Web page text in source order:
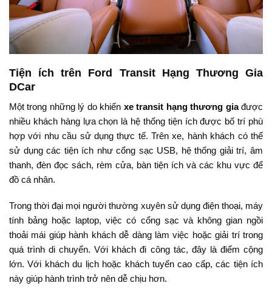
Tiện ích trên Ford Transit Hạng Thương Gia
DCar
Một trong những lý do khiến xe transit hạng thương giađược
nhiều khách hàng lựa chọn là hệ thống tiện ích được bố trí phù
hợp với nhu cầu sử dụng thực tế. Trên xe, hành khách có thể
sử dụng các tiện ích như cổng sạc USB, hệ thống giải trí, âm
thanh, đèn đọc sách, rèm cửa, bàn tiện ích và các khu vực để
đồ cá nhân.
Trong thời đại mọi người thường xuyên sử dụng điện thoại, máy
tính bảng hoặc laptop, việc có cổng sạc và không gian ngồi
thoải mái giúp hành khách dễ dàng làm việc hoặc giải trí trong
quá trình di chuyển. Với khách đi công tác, đây là điểm cộng
lớn. Với khách du lịch hoặc khách tuyến cao cấp, các tiện ích
này giúp hành trình trở nên dễ chịu hơn.